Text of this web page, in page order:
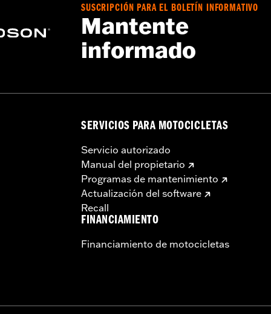
SUSCRIPCIÓN PARA EL BOLETÍN INFORMATIVO
Mantente
informado
SERVICIOS PARA MOTOCICLETAS
Servicio autorizado
Manual del propietario
Programas de mantenimiento
Actualización del software
Recall
FINANCIAMIENTO
Financiamiento de motocicletas